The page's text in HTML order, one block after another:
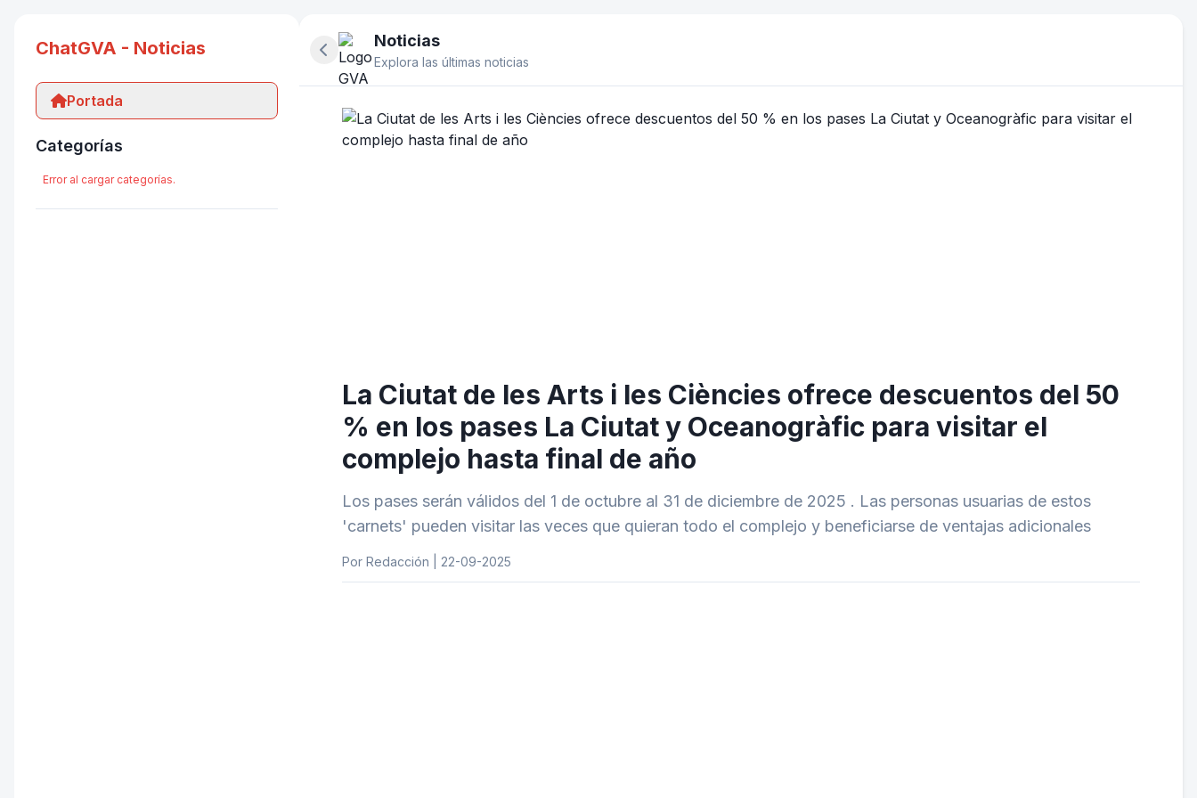
ChatGVA - Noticias
Portada
Categorías
Error al cargar categorías.
Ocultar panel lateral
Noticias
Explora las últimas noticias
La Ciutat de les Arts i les Ciències ofrece descuentos del 50
% en los pases La Ciutat y Oceanogràfic para visitar el
complejo hasta final de año
Los pases serán válidos del 1 de octubre al 31 de diciembre de 2025 . Las personas usuarias de estos
'carnets' pueden visitar las veces que quieran todo el complejo y beneficiarse de ventajas adicionales
Por Redacción | 22-09-2025